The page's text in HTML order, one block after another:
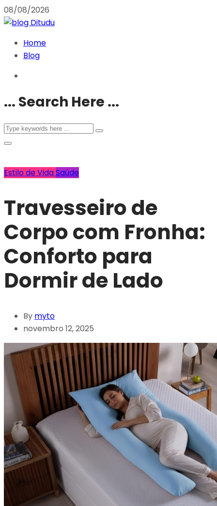
08/08/2026
Home
Blog
... Search Here ...
Estilo de VidaSaúde
Travesseiro de
Corpo com Fronha:
Conforto para
Dormir de Lado
By myto
novembro 12, 2025